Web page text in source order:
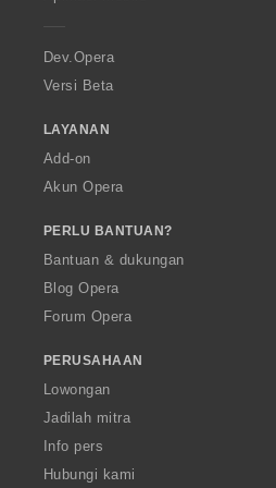
a
Dev.Opera
Versi Beta
LAYANAN
Add-on
Akun Opera
PERLU BANTUAN?
Bantuan & dukungan
Blog Opera
Forum Opera
PERUSAHAAN
Lowongan
Jadilah mitra
Info pers
Hubungi kami